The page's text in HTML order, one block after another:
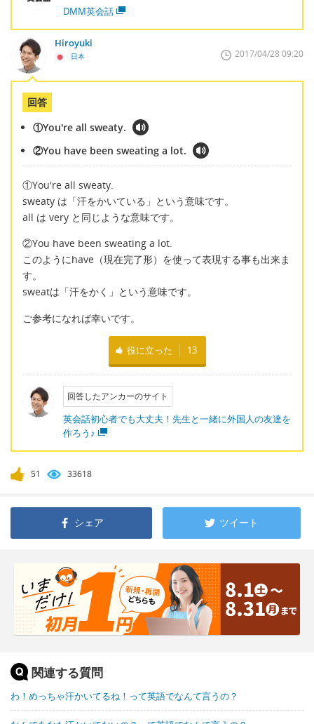
DMM英会話
Hiroyuki
日本 2017/04/28 09:20
回答
①You're all sweaty.
②You have been sweating a lot.
①You're all sweaty.
sweaty は「汗をかいている」という意味です。
all は very と同じような意味です。
②You have been sweating a lot.
このようにhave（現在完了形）を使って表現する事も出来ま
す。
sweatは「汗をかく」という意味です。
ご参考になれば幸いです。
役に立った 13
回答したアンカーのサイト
英会話初心者でも大丈夫！先生と一緒に外国人の友達を
作ろう♪
51 33618
シェア ツイート
関連する質問
わ！めっちゃ汗かいてるね！って英語でなんて言うの？